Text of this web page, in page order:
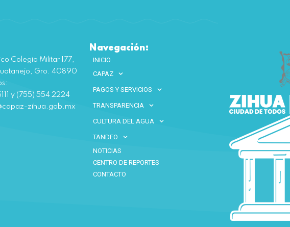
Colegio Militar 177,
Gro. 40890
y (755) 554 2224
zihua.gob.mx
Navegación:
INICIO
CAPAZ
PAGOS Y SERVICIOS
TRANSPARENCIA
CULTURA DEL AGUA
TANDEO
NOTICIAS
CENTRO DE REPORTES
CONTACTO